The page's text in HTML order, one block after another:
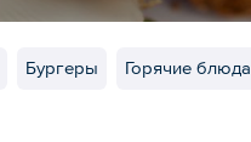
Бургеры Горячие блюда